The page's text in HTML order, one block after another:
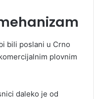
bili poslani u Crno
plovnim
daleko je od